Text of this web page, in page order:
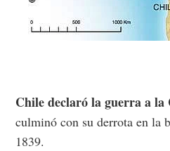
Chile declaró la guerra a la
culminó con su derrota en la
1839.